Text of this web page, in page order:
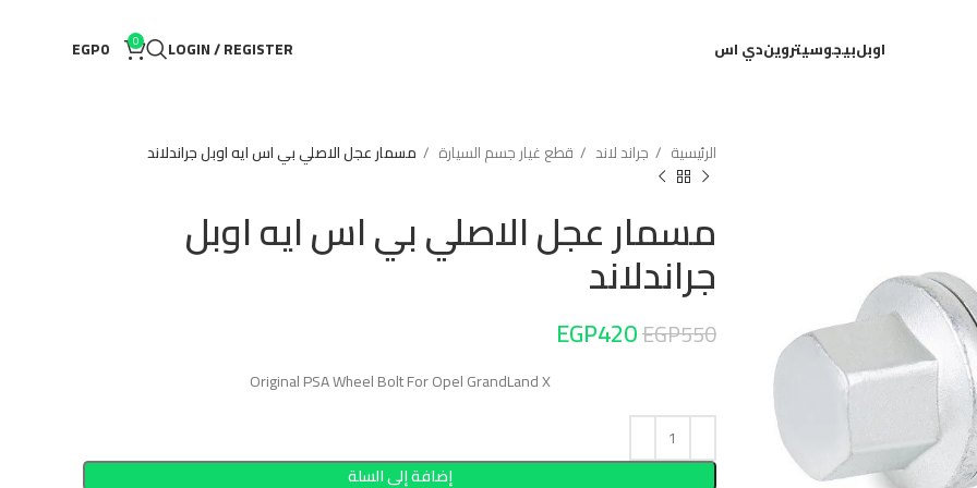
اوبلبيجوسيترويندي اس LOGIN / REGISTER
0
EGP
الرئيسية جراند لاند قطع غيار جسم السيارة مسمار عجل الاصلي بي اس ايه اوبل جراندلاند
مسمار عجل الاصلي بي اس ايه اوبل
جراندلاند
EGP550
EGP420
Original PSA Wheel Bolt For Opel GrandLand X
إضافة إلى السلة